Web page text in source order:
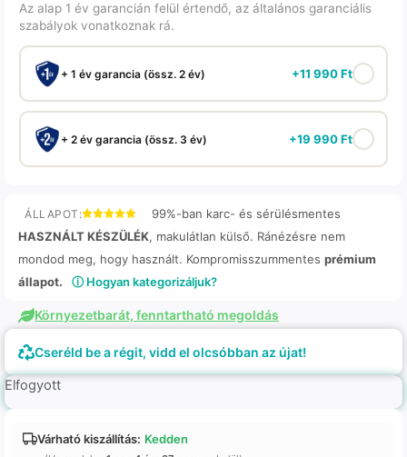
Az alap 1 év garancián felül értendő, az általános garanciális
szabályok vonatkoznak rá.
+ 1 év garancia (össz. 2 év) +11 990Ft
+ 2 év garancia (össz. 3 év) +19 990Ft
ÁLLAPOT:
99%-ban karc- és sérülésmentes
HASZNÁLT KÉSZÜLÉK, makulátlan külső. Ránézésre nem
mondod meg, hogy használt. Kompromisszummentes prémium
állapot.
ⓘ Hogyan kategorizáljuk?
Környezetbarát, fenntartható megoldás
Cseréld be a régit, vidd el olcsóbban az újat!
Elfogyott
Várható kiszállítás: Kedden